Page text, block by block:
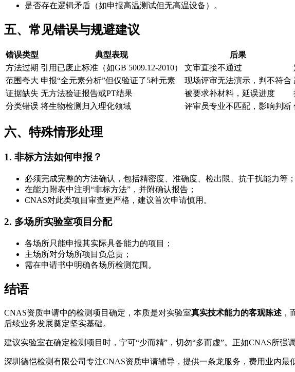
是否存在逻辑矛盾（如申报高温测试但无高温设备）。
五、常见错误与规避建议
错误类型 典型表现 后果
方法过期 引用已废止标准（如GB 5009.12-2010） 文审直接不通过
范围夸大 申报“全元素分析”但仅验证了5种元素 现场评审无法演示，判不符合
证据缺失 无方法验证报告或PT结果 被要求补材料，延误进度
分类错误 将生物检测归入理化领域 评审员专业不匹配，影响判断
六、特殊情形处理
1. 非标方法如何申报？
必须完成完整的方法确认，包括精密度、准确度、检出限、抗干扰能力等；
在能力附表中注明“非标方法”，并附确认报告；
CNAS对此类项目审查更严格，建议首次申请慎用。
2. 多场所实验室项目分配
各场所只能申报其实际具备能力的项目；
主场所对分场所项目负总责；
需在申请书中明确各场所检测范围。
结语
CNAS资质申请中的检测项目确定，本质是对实验室真实技术能力的客观陈述 ，
后续业务发展奠定坚实基础。
建议实验室在确定检测项目时，宁可“少而精”，切勿“多而虚”。正如CNAS所
深圳德恺检测有限公司专注CNAS资质申请辅导，提供一条龙服务，费用业内最